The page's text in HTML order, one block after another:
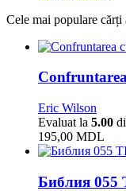
Cele mai populare cărți
Eric Wilson
Evaluat la 5.00
195,00 MDL
Библия 055